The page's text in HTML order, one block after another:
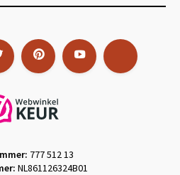
777 512 13
NL861126324B01